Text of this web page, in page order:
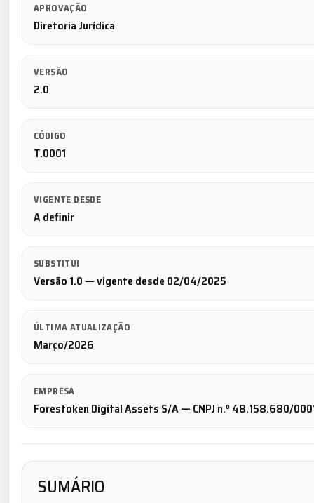
APROVAÇÃO
Diretoria Jurídica
VERSÃO
2.0
CÓDIGO
T.0001
VIGENTE DESDE
A definir
SUBSTITUI
Versão 1.0 — vigente desde 02/04/2025
ÚLTIMA ATUALIZAÇÃO
Março/2026
EMPRESA
Forestoken Digital Assets S/A — CNPJ n.º 48.158.680/
SUMÁRIO